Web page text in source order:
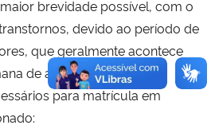
brevidade possível, com o
devido ao período de
que geralmente acontece
de aula.
para matrícula em